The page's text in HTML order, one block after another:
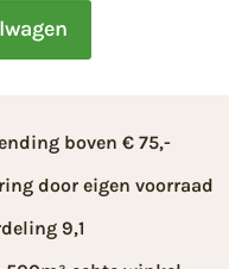
boven € 75,-
door eigen voorraad
9,1